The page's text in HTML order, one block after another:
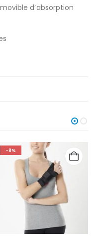
d’absorption
-8%